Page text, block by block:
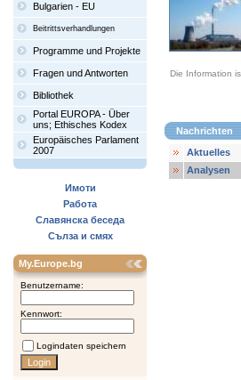
Bulgarien - EU
Beitrittsverhandlungen
Programme und Projekte
Fragen und Antworten
Bibliothek
Portal EUROPA - Über
uns; Ethisches Kodex
Europäisches Parlament
2007
Имоти
Работа
Славянска беседа
Сълза и смях
My.Europe.bg
Benutzername:
Kennwort:
Logindaten speichern
Die Information
Nachrichten
Aktuelles
Analysen